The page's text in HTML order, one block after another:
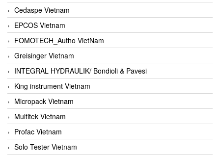
Cedaspe Vietnam
EPCOS Vietnam
FOMOTECH_Autho VietNam
Greisinger Vietnam
INTEGRAL HYDRAULIK/ Bondioli & Pavesi
King instrument Vietnam
Micropack Vietnam
Multitek Vietnam
Profac Vietnam
Solo Tester Vietnam